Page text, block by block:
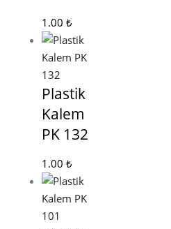
1.00 ₺
Plastik
Kalem
PK 132
1.00 ₺